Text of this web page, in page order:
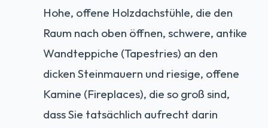
Hohe, offene Holzdachstühle, die den
Raum nach oben öffnen, schwere, antike
Wandteppiche (Tapestries) an den
dicken Steinmauern und riesige, offene
Kamine (Fireplaces), die so groß sind,
dass Sie tatsächlich aufrecht darin